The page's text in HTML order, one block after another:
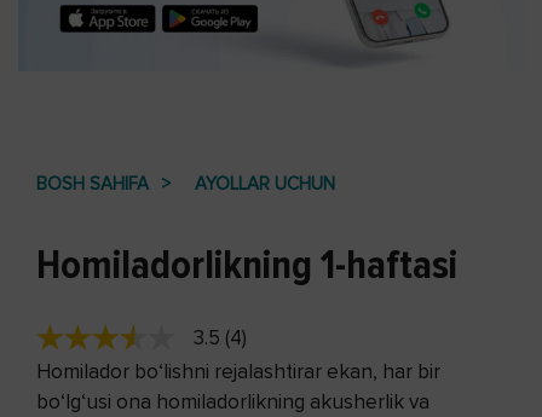
BOSH SAHIFA AYOLLAR UCHUN
Homiladorlikning 1-haftasi
3.5 (4)
Homilador bo‘lishni rejalashtirar ekan, har bir
bo‘lg‘usi ona homiladorlikning akusherlik va